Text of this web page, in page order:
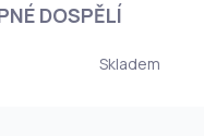
DOSPĚLÍ
Skladem